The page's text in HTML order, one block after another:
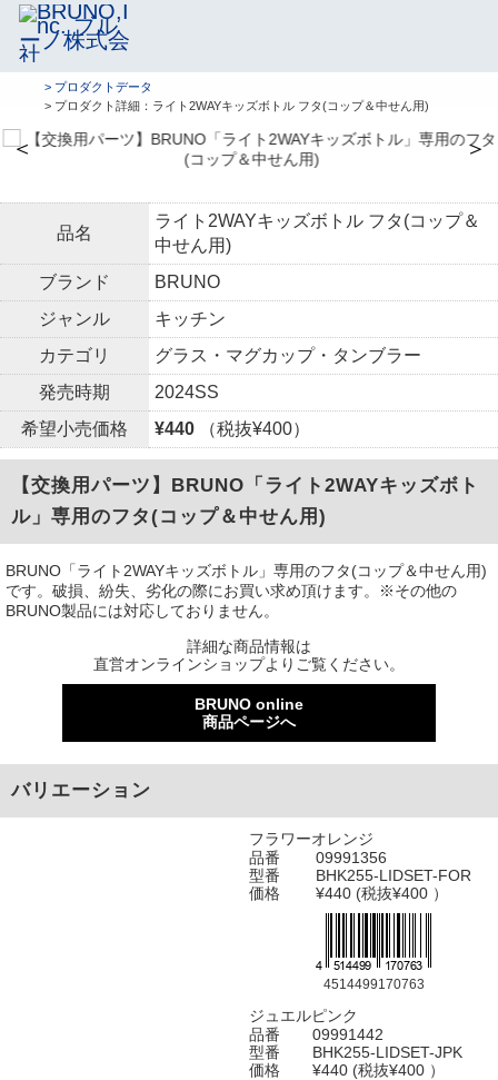
> プロダクトデータ
> プロダクト詳細：ライト2WAYキッズボトル フタ(コップ＆中せん用)
＜ ＞
品名
ライト2WAYキッズボトル フタ(コップ＆
中せん用)
ブランド
BRUNO
ジャンル
キッチン
カテゴリ
グラス・マグカップ・タンブラー
発売時期
2024SS
希望小売価格
¥440 （税抜¥400）
【交換用パーツ】BRUNO「ライト2WAYキッズボト
ル」専用のフタ(コップ＆中せん用)
BRUNO「ライト2WAYキッズボトル」専用のフタ(コップ＆中せん用)
です。破損、紛失、劣化の際にお買い求め頂けます。※その他の
BRUNO製品には対応しておりません。
詳細な商品情報は
直営オンラインショップよりご覧ください。
BRUNO online
商品ページへ
バリエーション
フラワーオレンジ
品番
09991356
型番
BHK255-LIDSET-FOR
価格
¥440 (税抜¥400 ）
4514499170763
ジュエルピンク
品番
09991442
型番
BHK255-LIDSET-JPK
価格
¥440 (税抜¥400 ）